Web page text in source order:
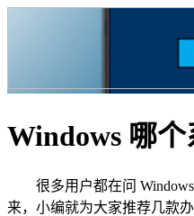
Windows 哪
很多用户都在问 Windows
来，小编就为大家推荐几款